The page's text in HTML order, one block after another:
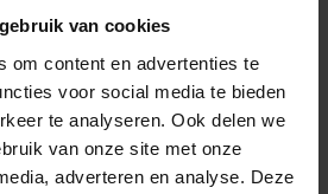
van cookies
om content en advertenties te
voor social media te bieden
te analyseren. Ook delen we
van onze site met onze
adverteren en analyse. Deze